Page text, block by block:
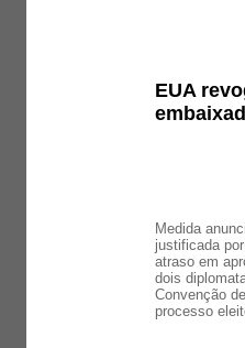
EUA
Medida
justificada
atraso em
dois
Convenção
processo